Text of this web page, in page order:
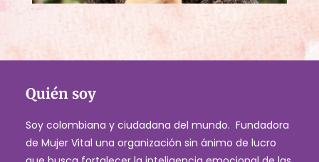
Quién soy
Soy colombiana y ciudadana del mundo. Fundadora
de Mujer Vital una organización sin ánimo de lucro